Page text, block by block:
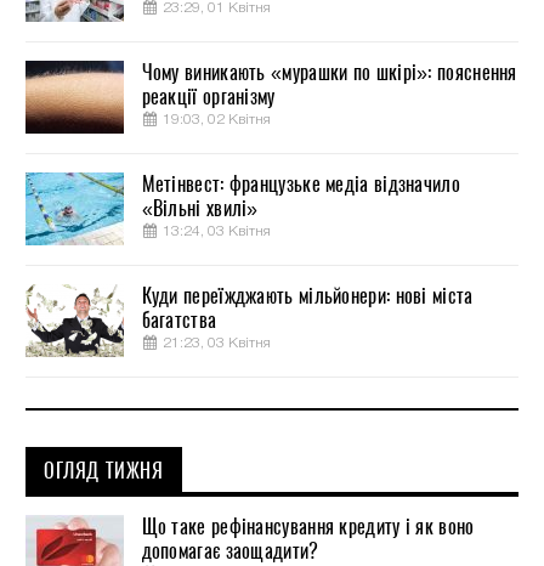
23:29, 01 Квітня
Чому виникають «мурашки по шкірі»: пояснення
реакції організму
19:03, 02 Квітня
Метінвест: французьке медіа відзначило
«Вільні хвилі»
13:24, 03 Квітня
Куди переїжджають мільйонери: нові міста
багатства
21:23, 03 Квітня
ОГЛЯД ТИЖНЯ
Що таке рефінансування кредиту і як воно
допомагає заощадити?